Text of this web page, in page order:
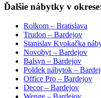
Ďalšie nábytky v
Rolkom – Bratislava
Trudon – Bardejov
Stanislav Kvokačka
Novobyt – Bardejov
Balsyn – Bardejov
Poldek nábytok –
Office Pro – Bardejov
Decor – Bardejov